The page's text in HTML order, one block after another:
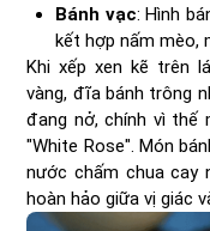
Bánh vạc: Hình
kết hợp nấm mèo,
Khi xếp xen kẽ trên
vàng, đĩa bánh trông
đang nở, chính vì thế
"White Rose". Món
nước chấm chua cay
hoàn hảo giữa vị giác